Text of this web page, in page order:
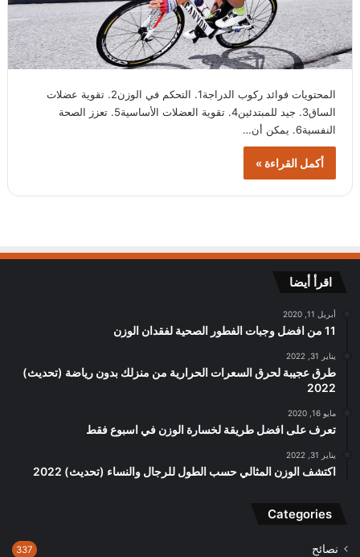
المحتويات فوائد ركوب الدراجة1. التحكم في الوزن2. تقوية عضلات
الساق3. جيد للمبتدئين4. تقوية العضلات الأساسية5. تعزز الصحة
النفسية6. يمكن أن…
أكمل القراءة »
اقرأ أيضا
أبريل 11, 2020
11 من افضل وجبات الفطور الصحية لفقدان الوزن
يناير 31, 2022
طرق عجيبة لحرق السعرات الحرارية من منزلك بدون رياضة (تحديث)
2022
مايو 16, 2020
تعرف على افضل طريقة لخسارة الوزن في اسبوع فقط
يناير 31, 2022
اكتشف الوزن المثالي حسب الطول للرجال والنساء (تحديث) 2022
Categories
نصائح 337